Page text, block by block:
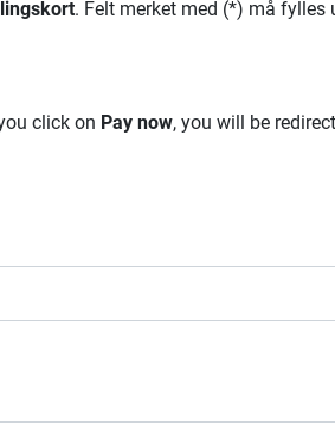
. Felt merket med (*) må fylles
click on Pay now, you will be